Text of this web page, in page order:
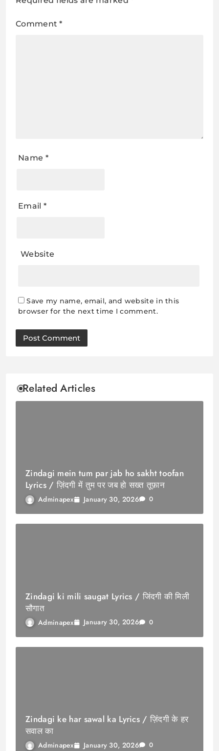
Comment*
Name *
Email *
Website
Save my name, email, and website in this
browser for the next time I comment.
Related Articles
Zindagi mein tum par jab ho sakht toofan
Lyrics / ज़िंदगी में तुम पर जब हो सख्त तूफ़ान
Adminapex January 30, 2026 0
Zindagi ki mili saugat Lyrics / जिंदगी की मिली
सौगात
Adminapex January 30, 2026 0
Zindagi ke har sawal ka Lyrics / ज़िंदगी के हर
सवाल का
Adminapex January 30, 2026 0